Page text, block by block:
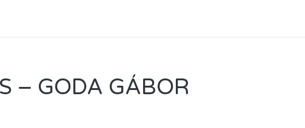
– GODA GÁBOR